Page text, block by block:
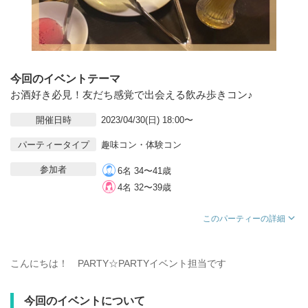
今回のイベントテーマ
お酒好き必見！友だち感覚で出会える飲み歩きコン♪
開催日時 2023/04/30(日) 18:00〜
パーティータイプ 趣味コン・体験コン
参加者
6名 34〜41歳
4名 32〜39歳
このパーティーの詳細
こんにちは！ PARTY☆PARTYイベント担当です
今回のイベントについて